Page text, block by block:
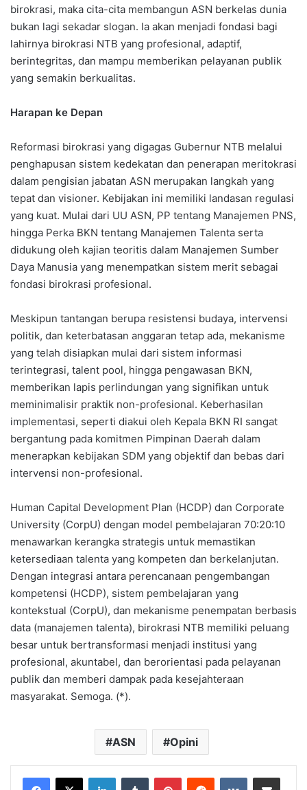
birokrasi, maka cita-cita membangun ASN berkelas dunia
bukan lagi sekadar slogan. Ia akan menjadi fondasi bagi
lahirnya birokrasi NTB yang profesional, adaptif,
berintegritas, dan mampu memberikan pelayanan publik
yang semakin berkualitas.
Harapan ke Depan
Reformasi birokrasi yang digagas Gubernur NTB melalui
penghapusan sistem kedekatan dan penerapan meritokrasi
dalam pengisian jabatan ASN merupakan langkah yang
tepat dan visioner. Kebijakan ini memiliki landasan regulasi
yang kuat. Mulai dari UU ASN, PP tentang Manajemen PNS,
hingga Perka BKN tentang Manajemen Talenta serta
didukung oleh kajian teoritis dalam Manajemen Sumber
Daya Manusia yang menempatkan sistem merit sebagai
fondasi birokrasi profesional.
Meskipun tantangan berupa resistensi budaya, intervensi
politik, dan keterbatasan anggaran tetap ada, mekanisme
yang telah disiapkan mulai dari sistem informasi
terintegrasi, talent pool, hingga pengawasan BKN,
memberikan lapis perlindungan yang signifikan untuk
meminimalisir praktik non-profesional. Keberhasilan
implementasi, seperti diakui oleh Kepala BKN RI sangat
bergantung pada komitmen Pimpinan Daerah dalam
menerapkan kebijakan SDM yang objektif dan bebas dari
intervensi non-profesional.
Human Capital Development Plan (HCDP) dan Corporate
University (CorpU) dengan model pembelajaran 70:20:10
menawarkan kerangka strategis untuk memastikan
ketersediaan talenta yang kompeten dan berkelanjutan.
Dengan integrasi antara perencanaan pengembangan
kompetensi (HCDP), sistem pembelajaran yang
kontekstual (CorpU), dan mekanisme penempatan berbasis
data (manajemen talenta), birokrasi NTB memiliki peluang
besar untuk bertransformasi menjadi institusi yang
profesional, akuntabel, dan berorientasi pada pelayanan
publik dan memberi dampak pada kesejahteraan
masyarakat. Semoga. (*).
ASN Opini
LinkedInTumblr PinterestReddit VKontakteBagikan Lewat Email